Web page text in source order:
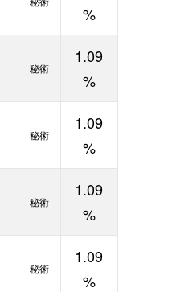
%
秘術
1.09
%
秘術
1.09
%
秘術
1.09
%
秘術
1.09
%